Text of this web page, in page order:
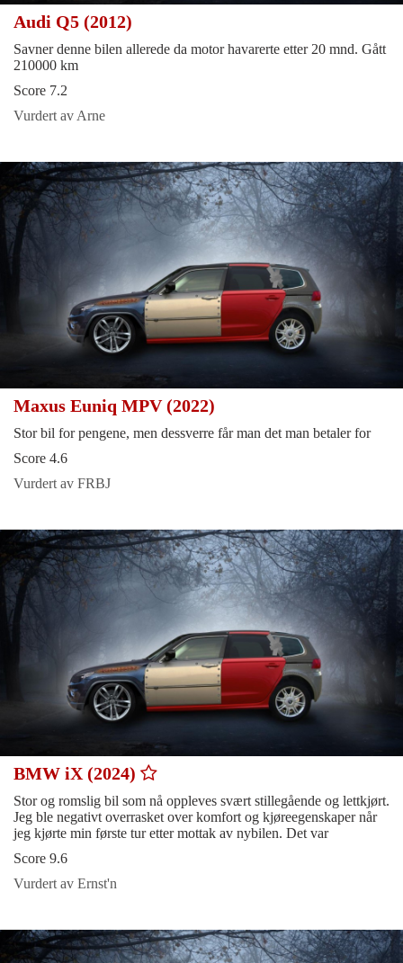
Audi Q5 (2012)
Savner denne bilen allerede da motor havarerte etter 20 mnd. Gått
210000 km
Score 7.2
Vurdert av Arne
Maxus Euniq MPV (2022)
Stor bil for pengene, men dessverre får man det man betaler for
Score 4.6
Vurdert av FRBJ
BMW iX (2024)
Stor og romslig bil som nå oppleves svært stillegående og lettkjørt.
Jeg ble negativt overrasket over komfort og kjøreegenskaper når
jeg kjørte min første tur etter mottak av nybilen. Det var
Score 9.6
Vurdert av Ernst'n